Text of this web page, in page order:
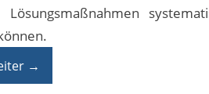
Lösungsmaßnahmen
→